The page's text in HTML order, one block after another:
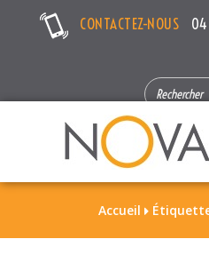
CONTACTEZ-NOUS
SEARCH
FOR:
Accueil 